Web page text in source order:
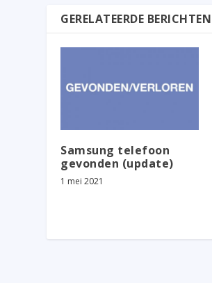
GERELATEERDE BERICHTEN
Samsung telefoon
gevonden (update)
1 mei 2021